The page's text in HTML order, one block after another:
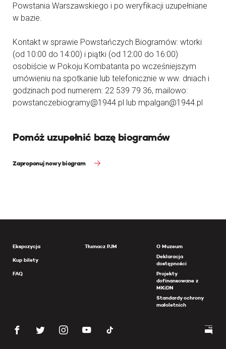
Powstania Warszawskiego i po weryfikacji uzupełniane
w bazie.
Kontakt w sprawie Powstańczych Biogramów: wtorki
(od 10:00 do 14:00) i piątki (od 12:00 do 16:00)
osobiście w Pokoju Kombatanta po wcześniejszym
umówieniu na spotkanie lub telefonicznie w ww. dniach i
godzinach pod numerem: 22 539 79 36, mailowo:
powstanczebiogramy@1944.pl lub mpalgan@1944.pl
Pomóż uzupełnić bazę biogramów
Zaproponuj nowy biogram
Ekspozycja
Kup bilety
FAQ
Tłumacz PJM
O Muzeum
Deklaracja
dostępności
Projekty
dofinansowane z
MKiDN
Standardy ochrony
małoletnich